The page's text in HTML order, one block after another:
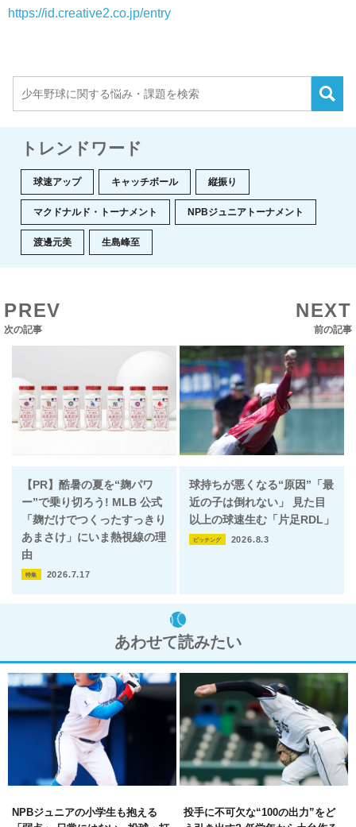
https://id.creative2.co.jp/entry
トレンドワード
球速アップ キャッチボール 縦振り
マクドナルド・トーナメント NPBジュニアトーナメント
渡邊元美 生島峰至
PREV
次の記事
NEXT
前の記事
【PR】酷暑の夏を“麹パワ
ー”で乗り切ろう! MLB 公式
「麹だけでつくったすっきり
あまさけ」にいま熱視線の理
由
特集 2026.7.17
球持ちが悪くなる“原因”「最
近の子は倒れない」 見た目
以上の球速生む「片足RDL」
ピッチング 2026.8.3
あわせて読みたい
NPBジュニアの小学生も抱える
投手に不可欠な“100の出力”をど